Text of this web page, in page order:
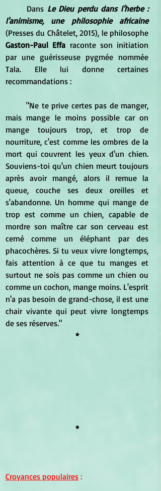
	Dans
Le Dieu perdu dans l'herbe :
l'animisme, une philosophie africaine
Gaston-Paul Effa raconte son initiation
par une guérisseuse pygmée nommée
Tala. Elle lui donne certaines
recommandations :
	"Ne te prive certes pas de manger,
mais mange le moins possible car on
mange toujours trop, et trop de
nourriture, c'est comme les ombres de la
mort qui couvrent les yeux d'un chien.
Souviens-toi qu'un chien meurt toujours
après avoir mangé, alors il remue la
queue, couche ses deux oreilles et
s'abandonne. Un homme qui mange de
trop est comme un chien, capable de
mordre son maître car son cerveau est
cerné comme un éléphant par des
phacochères. Si tu veux vivre longtemps,
fais attention à ce que tu manges et
surtout ne sois pas comme un chien ou
comme un cochon, mange moins. L'esprit
n'a pas besoin de grand-chose, il est une
chair vivante qui peut vivre longtemps
de ses réserves."
*
*
Croyances populaires :